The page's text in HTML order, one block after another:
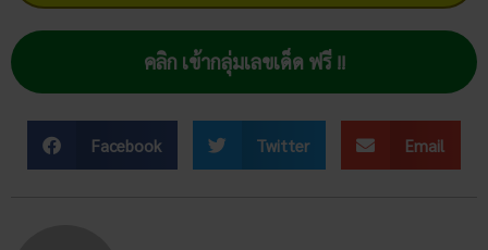
คลิก เข้ากลุ่มเลขเด็ด ฟรี !!
Facebook Twitter Email